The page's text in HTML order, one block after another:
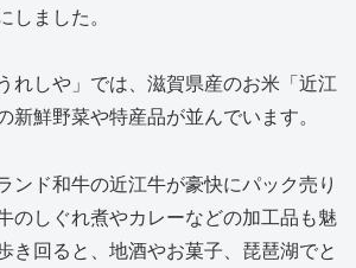
ました。
れしや」では、滋賀県産のお米「近江
新鮮野菜や特産品が並んでいます。
ンド和牛の近江牛が豪快にパック売り
のしぐれ煮やカレーなどの加工品も魅
き回ると、地酒やお菓子、琵琶湖でと